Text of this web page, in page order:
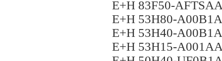
E+H 83F50-
E+H 53H80-
E+H 53H40-
E+H 53H15-